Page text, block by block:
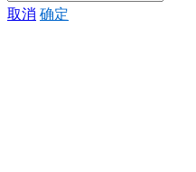
取消 确定